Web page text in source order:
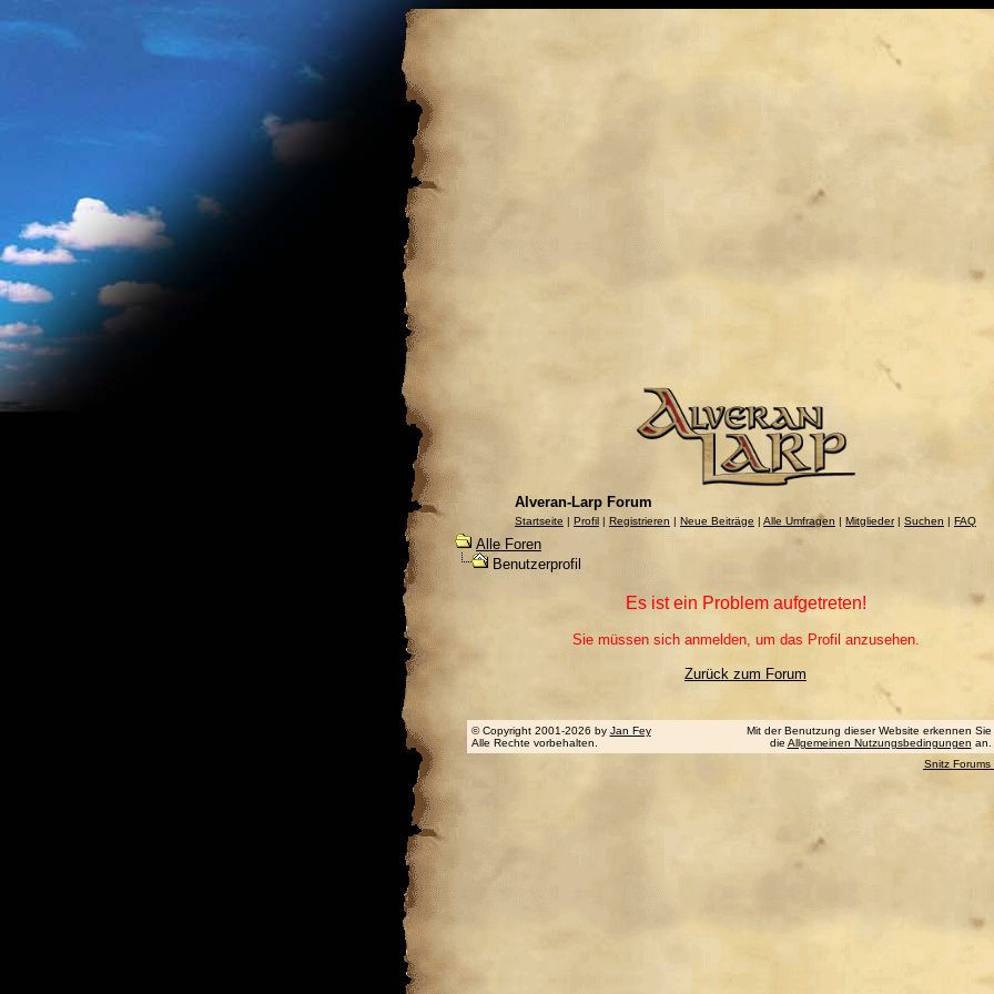
Alveran-Larp Forum
Startseite | Profil | Registrieren | Neue Beiträge | Alle Umfragen | Mitglieder| Suchen | FAQ
Alle Foren
Benutzerprofil
Es ist ein Problem aufgetreten!
Sie müssen sich anmelden, um das Profil anzusehen.
Zurück zum Forum
© Copyright 2001-2026 by Jan Fey
Alle Rechte vorbehalten.
Mit der Benutzung dieser Website erkennen Sie
die Allgemeinen Nutzungsbedingungen an.
Snitz Forums